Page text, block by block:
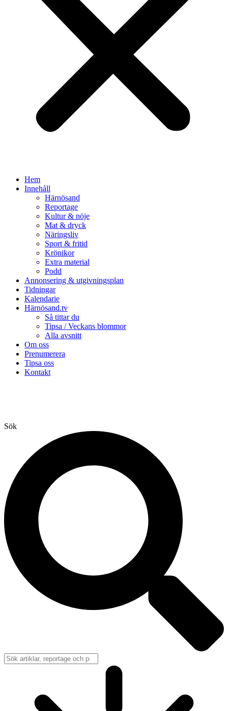
Hem
Innehåll
Härnösand
Reportage
Kultur & nöje
Mat & dryck
Näringsliv
Sport & fritid
Krönikor
Extra material
Podd
Annonsering & utgivningsplan
Tidningar
Kalendarie
Härnösand.tv
Så tittar du
Tipsa / Veckans blommor
Alla avsnitt
Om oss
Prenumerera
Tipsa oss
Kontakt
Sök